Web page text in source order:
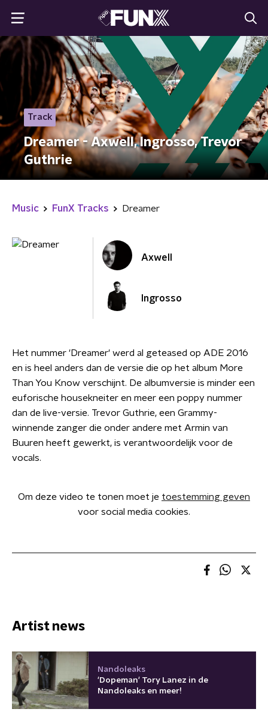
Track
Dreamer - Axwell, Ingrosso, Trevor
Guthrie
Music FunX Tracks Dreamer
Axwell
Ingrosso
Het nummer 'Dreamer' werd al geteased op ADE 2016
en is heel anders dan de versie die op het album More
Than You Know verschijnt. De albumversie is minder een
euforische housekneiter en meer een poppy nummer
dan de live-versie. Trevor Guthrie, een Grammy-
winnende zanger die onder andere met Armin van
Buuren heeft gewerkt, is verantwoordelijk voor de
vocals.
Om deze video te tonen moet je toestemming geven
voor social media cookies.
Artist news
Nandoleaks
'Dopeman' Tory Lanez in de
Nandoleaks en meer!